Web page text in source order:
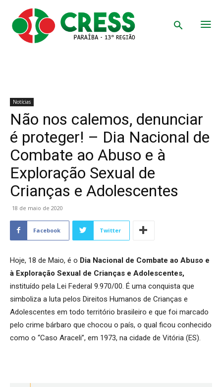
Notícias
Não nos calemos, denunciar
é proteger! – Dia Nacional de
Combate ao Abuso e à
Exploração Sexual de
Crianças e Adolescentes
18 de maio de 2020
Facebook Twitter
Hoje, 18 de Maio, é o Dia Nacional de Combate ao Abuso e
à Exploração Sexual de Crianças e Adolescentes,
instituído pela Lei Federal 9.970/00. É uma conquista que
simboliza a luta pelos Direitos Humanos de Crianças e
Adolescentes em todo território brasileiro e que foi marcado
pelo crime bárbaro que chocou o país, o qual ficou conhecido
como o “Caso Araceli”, em 1973, na cidade de Vitória (ES).